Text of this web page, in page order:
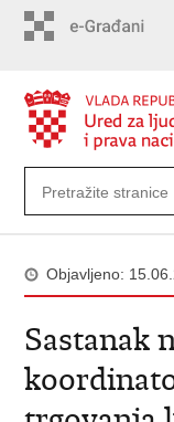
Objavljeno:
Sastanak